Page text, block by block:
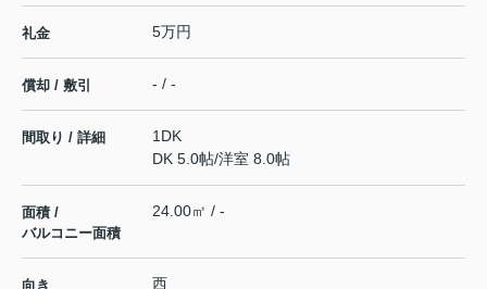
礼金 5万円
償却 / 敷引 - / -
間取り / 詳細
1DK
DK 5.0帖/洋室 8.0帖
面積 /
バルコニー面積
24.00㎡ / -
向き 西